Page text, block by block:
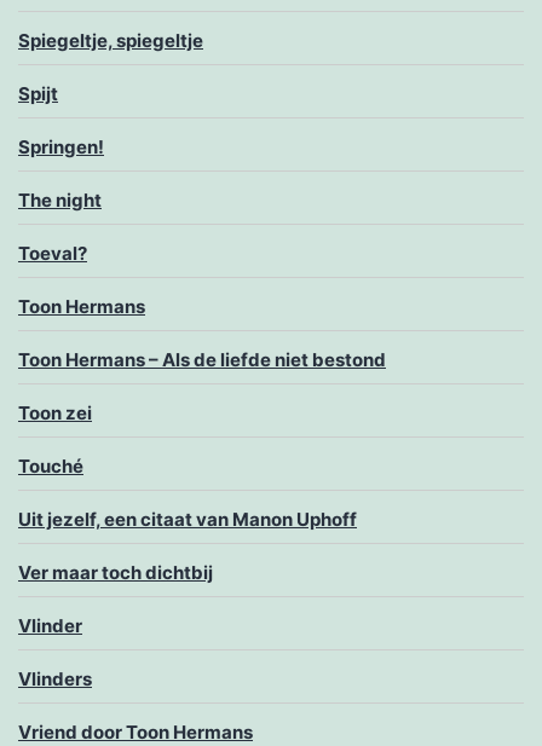
Spiegeltje, spiegeltje
Spijt
Springen!
The night
Toeval?
Toon Hermans
Toon Hermans – Als de liefde niet bestond
Toon zei
Touché
Uit jezelf, een citaat van Manon Uphoff
Ver maar toch dichtbij
Vlinder
Vlinders
Vriend door Toon Hermans